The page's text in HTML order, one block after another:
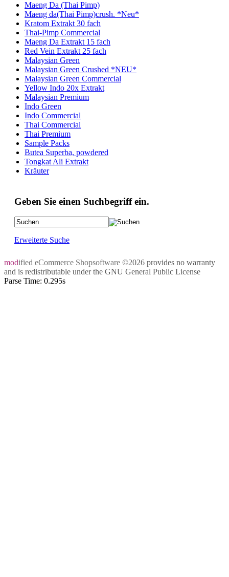
Maeng Da (Thai Pimp)
Maeng da(Thai Pimp)crush. *Neu*
Kratom Extrakt 30 fach
Thai-Pimp Commercial
Maeng Da Extrakt 15 fach
Red Vein Extrakt 25 fach
Malaysian Green
Malaysian Green Crushed *NEU*
Malaysian Green Commercial
Yellow Indo 20x Extrakt
Malaysian Premium
Indo Green
Indo Commercial
Thai Commercial
Thai Premium
Sample Packs
Butea Superba, powdered
Tongkat Ali Extrakt
Kräuter
Geben Sie einen Suchbegriff ein.
Erweiterte Suche
modified eCommerce Shopsoftware ©2026 provides no warranty
and is redistributable under the GNU General Public License
Parse Time: 0.295s